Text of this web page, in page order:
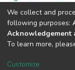
Full item page
DSpace
Cookie
We collect and
following purposes:
Acknowledgement
To learn more,
Customize